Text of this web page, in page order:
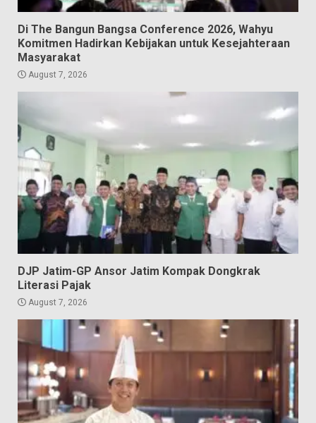
Di The Bangun Bangsa Conference 2026, Wahyu
Komitmen Hadirkan Kebijakan untuk Kesejahteraan
Masyarakat
August 7, 2026
DJP Jatim-GP Ansor Jatim Kompak Dongkrak
Literasi Pajak
August 7, 2026